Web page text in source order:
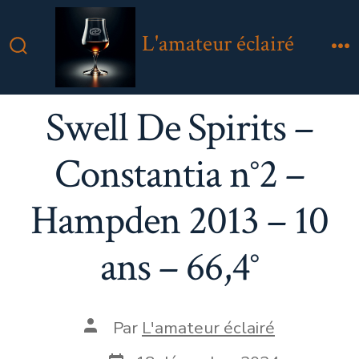
au
Bascule
Rechercher
L'amateur éclairé
Swell De Spirits –
Constantia n°2 –
Hampden 2013 – 10
ans – 66,4°
Auteur
Par L'amateur éclairé